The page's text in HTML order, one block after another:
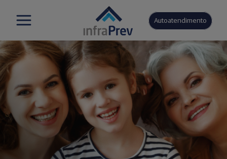
Autoatendimento